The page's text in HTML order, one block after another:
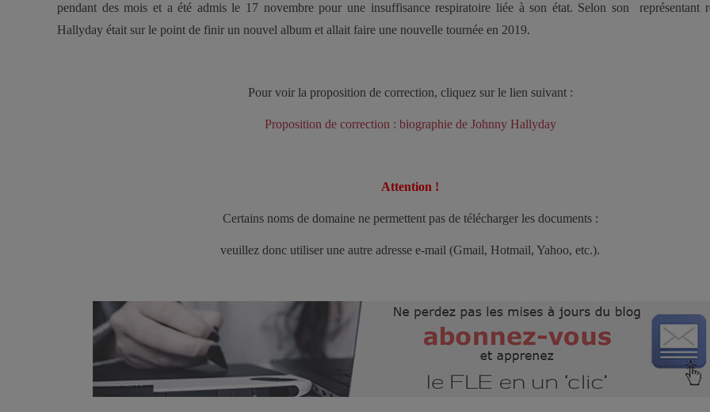
pendant des mois et a été admis le 17 novembre pour une insuffisance respiratoire liée à son état. Selon son représentant
Hallyday était sur le point de finir un nouvel album et allait faire une nouvelle tournée en 2019.
Pour voir la proposition de correction, cliquez sur le lien suivant :
Proposition de correction : biographie de Johnny Hallyday
Attention !
Certains noms de domaine ne permettent pas de télécharger les documents :
veuillez donc utiliser une autre adresse e-mail (Gmail, Hotmail, Yahoo, etc.).